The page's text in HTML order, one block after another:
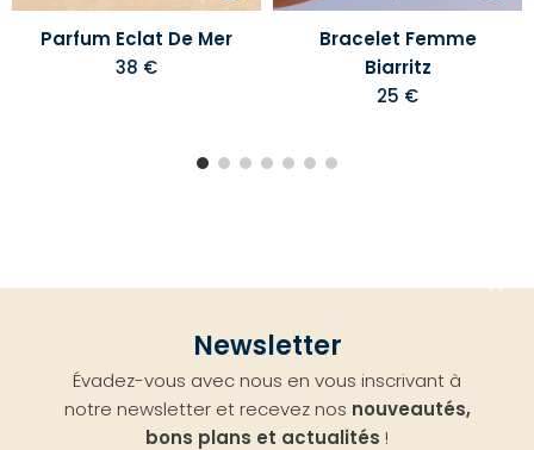
Parfum Eclat De Mer
38 €
Bracelet Femme
Biarritz
25 €
Newsletter
Évadez-vous avec nous en vous inscrivant à
notre newsletter et recevez nos nouveautés,
bons plans et actualités !